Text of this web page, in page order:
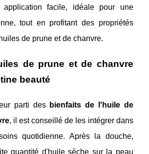
facile, idéale pour une
tout en profitant des propriétés
de prune et de chanvre.
de prune et de chanvre
beauté
parti des bienfaits de l'huile de
, il est conseillé de les intégrer dans
quotidienne. Après la douche,
quantité d'huile sèche sur la peau